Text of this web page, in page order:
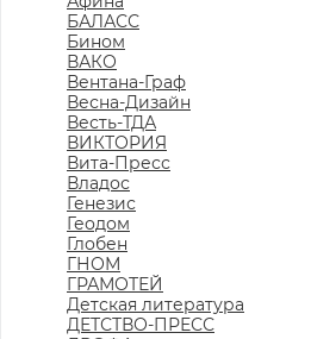
БАЛАСС
Бином
ВАКО
Вентана-Граф
Весна-Дизайн
Весть-ТДА
ВИКТОРИЯ
Вита-Пресс
Владос
Генезис
Геодом
Глобен
ГНОМ
ГРАМОТЕЙ
Детская литература
ДЕТСТВО-ПРЕСС